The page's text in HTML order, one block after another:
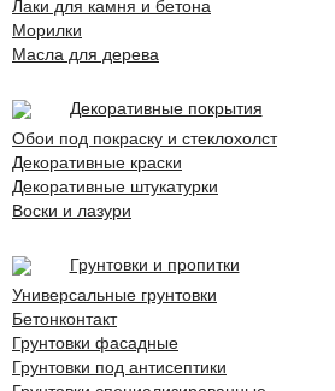
Лаки для камня и бетона
Морилки
Масла для дерева
Декоративные покрытия
Обои под покраску и стеклохолст
Декоративные краски
Декоративные штукатурки
Воски и лазури
Грунтовки и пропитки
Универсальные грунтовки
Бетонконтакт
Грунтовки фасадные
Грунтовки под антисептики